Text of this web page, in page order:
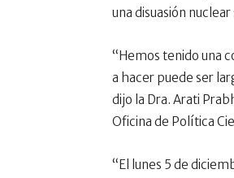
una disuasión
“Hemos tenido una
a hacer puede ser
dijo la Dra. Arati
Oficina de Política
“El lunes 5 de